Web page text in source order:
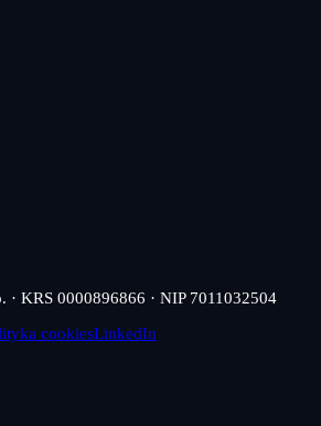
KRS 0000896866 · NIP 7011032504
cookiesLinkedIn